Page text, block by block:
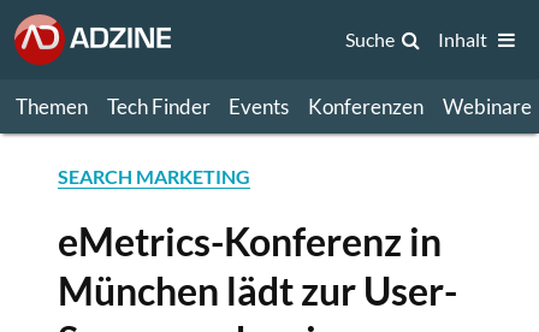
Themen Tech Finder Events Konferenzen Webinare
Suche Inhalt
SEARCH MARKETING
eMetrics-Konferenz in
München lädt zur User-